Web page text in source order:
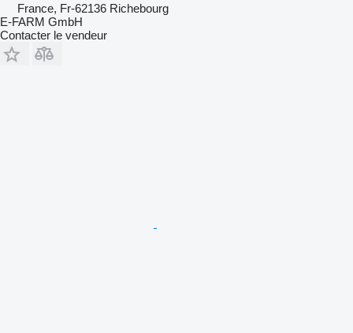
France, Fr-62136 Richebourg
E-FARM GmbH
Contacter le vendeur